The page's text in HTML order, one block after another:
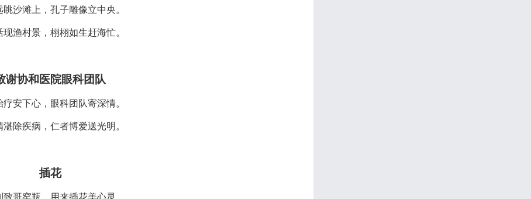
眺沙滩上，孔子雕像立中央。
现渔村景，栩栩如生赶海忙。
谢协和医院眼科团队
疗安下心，眼科团队寄深情。
湛除疾病，仁者博爱送光明。
插花
致哥窑瓶，用来插花美心灵。